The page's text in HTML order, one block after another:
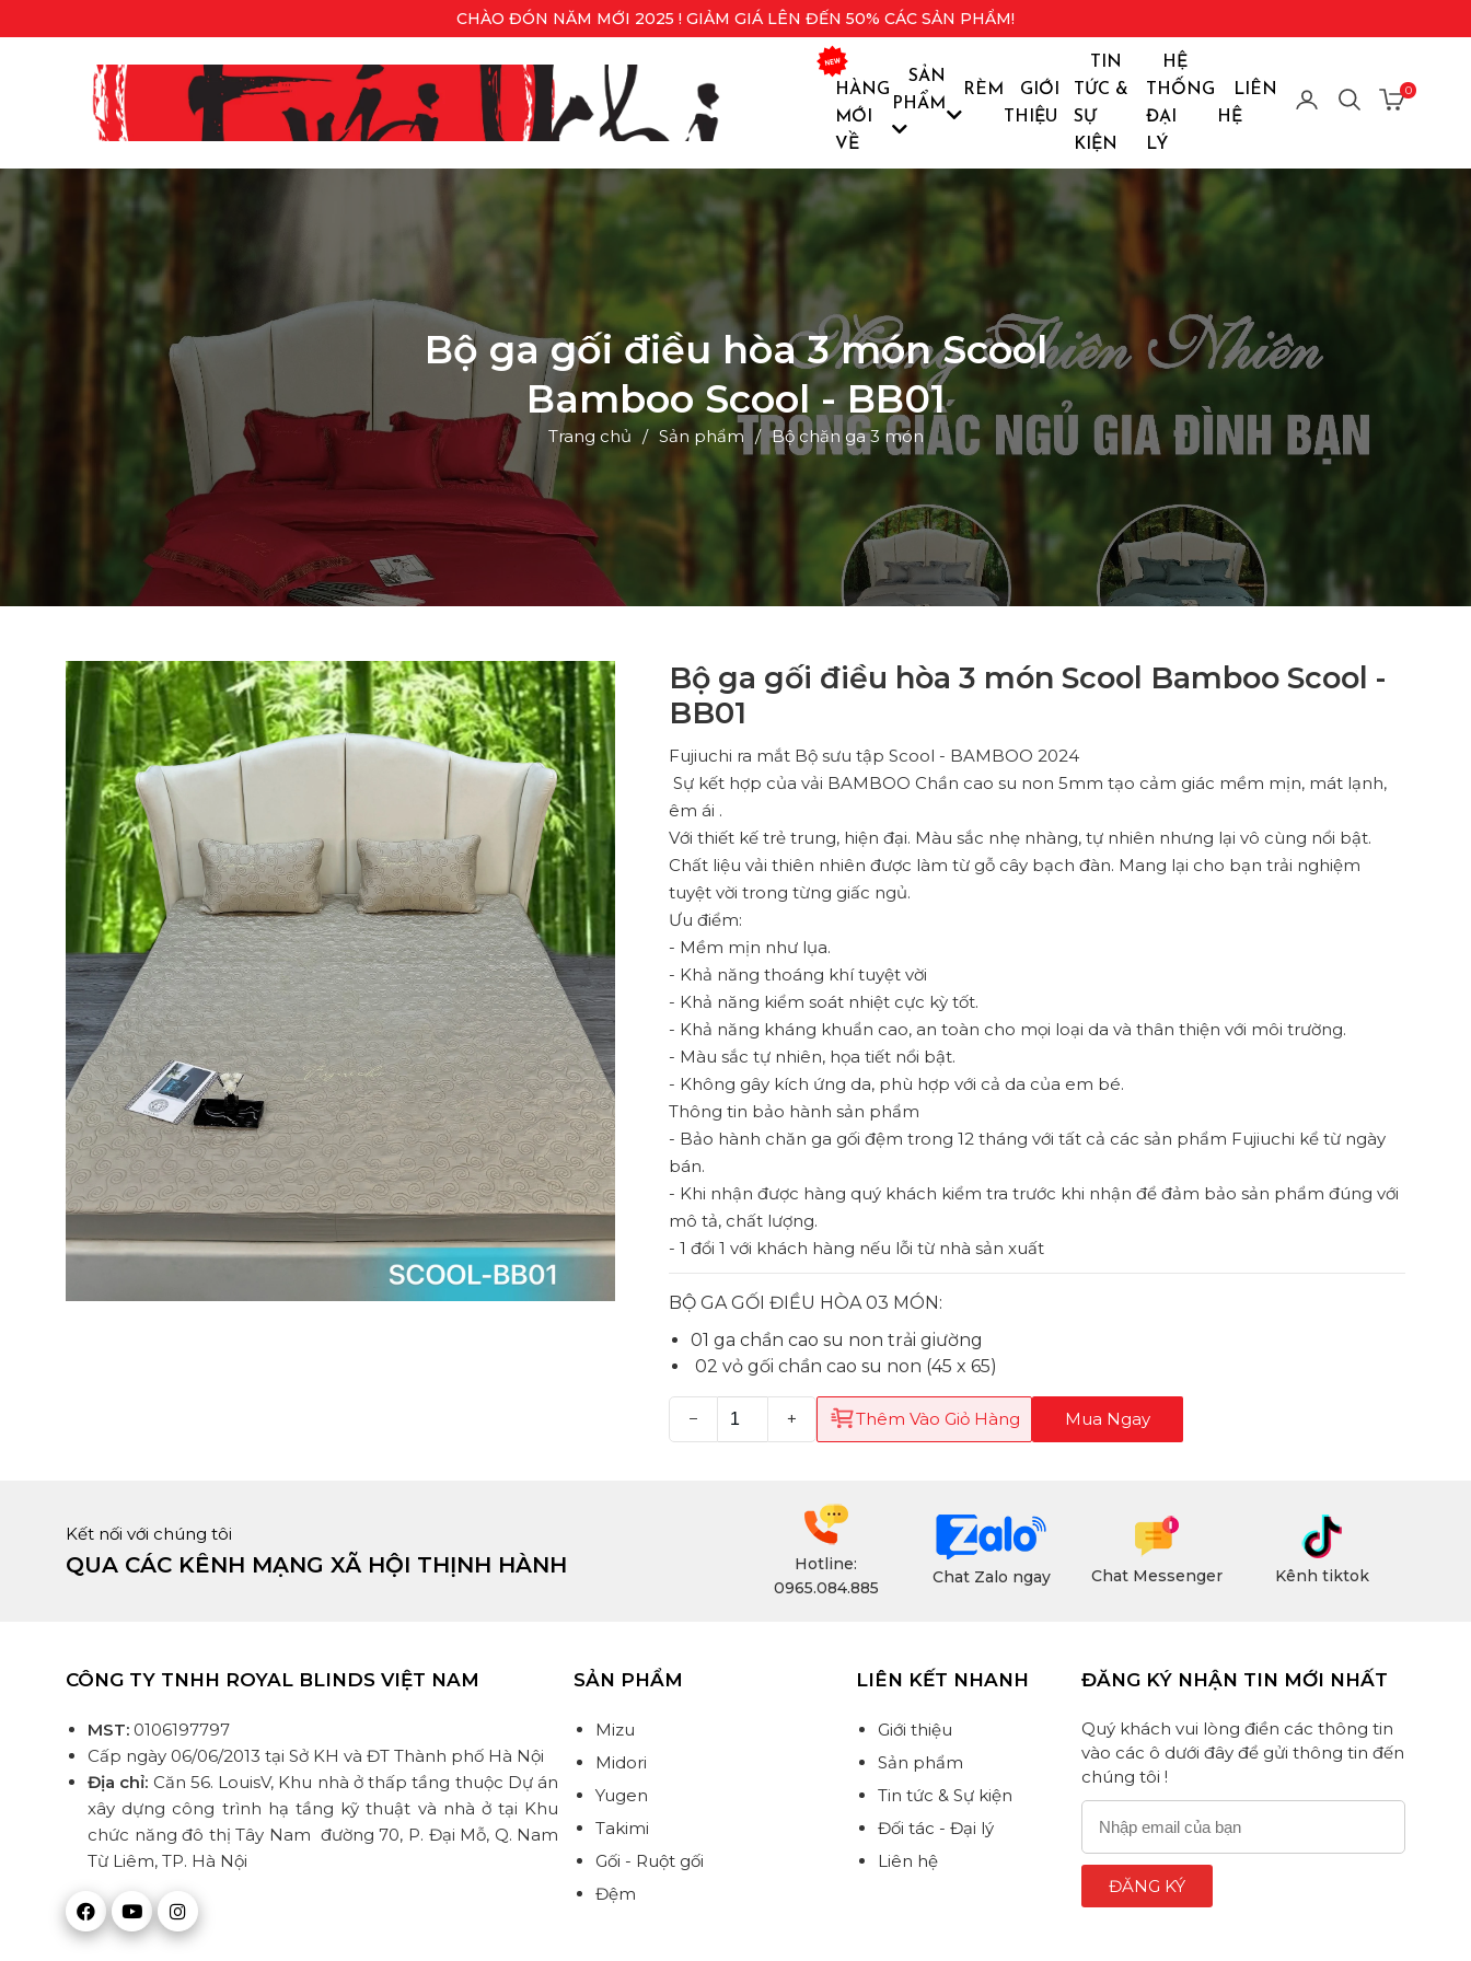
CHÀO ĐÓN NĂM MỚI 2025 ! GIẢM GIÁ LÊN ĐẾN 50% CÁC SẢN PHẨM!
HÀNG
MỚI
VỀ
SẢN
PHẨM
RÈM
GIỚI
THIỆU
TIN
TỨC &
SỰ
KIỆN
HỆ
THỐNG
ĐẠI
LÝ
LIÊN
HỆ
0
Bộ ga gối điều hòa 3 món Scool
Bamboo Scool - BB01
Trang chủ Sản phẩm Bộ chăn ga 3 món
Bộ ga gối điều hòa 3 món Scool Bamboo Scool -
BB01
Fujiuchi ra mắt Bộ sưu tập Scool - BAMBOO 2024
Sự kết hợp của vải BAMBOO Chần cao su non 5mm tạo cảm giác mềm mịn, mát lạnh,
êm ái .
Với thiết kế trẻ trung, hiện đại. Màu sắc nhẹ nhàng, tự nhiên nhưng lại vô cùng nổi bật.
Chất liệu vải thiên nhiên được làm từ gỗ cây bạch đàn. Mang lại cho bạn trải nghiệm
tuyệt vời trong từng giấc ngủ.
Ưu điểm:
- Mềm mịn như lụa.
- Khả năng thoáng khí tuyệt vời
- Khả năng kiểm soát nhiệt cực kỳ tốt.
- Khả năng kháng khuẩn cao, an toàn cho mọi loại da và thân thiện với môi trường.
- Màu sắc tự nhiên, họa tiết nổi bật.
- Không gây kích ứng da, phù hợp với cả da của em bé.
Thông tin bảo hành sản phẩm
- Bảo hành chăn ga gối đệm trong 12 tháng với tất cả các sản phẩm Fujiuchi kể từ ngày
bán.
- Khi nhận được hàng quý khách kiểm tra trước khi nhận để đảm bảo sản phẩm đúng với
mô tả, chất lượng.
- 1 đổi 1 với khách hàng nếu lỗi từ nhà sản xuất
BỘ GA GỐI ĐIỀU HÒA 03 MÓN:
01 ga chần cao su non trải giường
02 vỏ gối chần cao su non (45 x 65)
− + Thêm Vào Giỏ Hàng Mua Ngay
Kết nối với chúng tôi
QUA CÁC KÊNH MẠNG XÃ HỘI THỊNH HÀNH
Hotline:
0965.084.885
Chat Zalo ngay Chat Messenger Kênh tiktok
CÔNG TY TNHH ROYAL BLINDS VIỆT NAM
MST: 0106197797
Cấp ngày 06/06/2013 tại Sở KH và ĐT Thành phố Hà Nội
Địa chỉ: Căn 56. LouisV, Khu nhà ở thấp tầng thuộc Dự án
xây dựng công trình hạ tầng kỹ thuật và nhà ở tại Khu
chức năng đô thị Tây Nam đường 70, P. Đại Mỗ, Q. Nam
Từ Liêm, TP. Hà Nội
SẢN PHẨM
Mizu
Midori
Yugen
Takimi
Gối - Ruột gối
Đệm
LIÊN KẾT NHANH
Giới thiệu
Sản phẩm
Tin tức & Sự kiện
Đối tác - Đại lý
Liên hệ
ĐĂNG KÝ NHẬN TIN MỚI NHẤT
Quý khách vui lòng điền các thông tin
vào các ô dưới đây để gửi thông tin đến
chúng tôi !
ĐĂNG KÝ